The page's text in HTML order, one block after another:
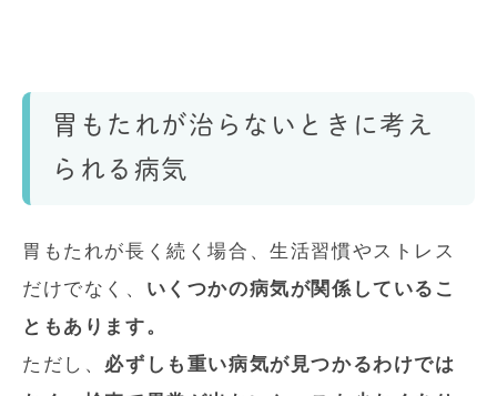
胃もたれが治らないときに考え
られる病気
胃もたれが長く続く場合、生活習慣やストレス
だけでなく、 いくつかの病気が関係しているこ
ともあります。
ただし、 必ずしも重い病気が見つかるわけでは